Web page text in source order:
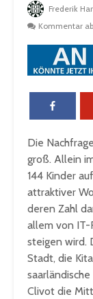
Frederik
Kommentar
Die
groß. Allein
144 Kinder
attraktiver
deren Zahl
allem von IT-
steigen wird.
Stadt, die
Clivot die